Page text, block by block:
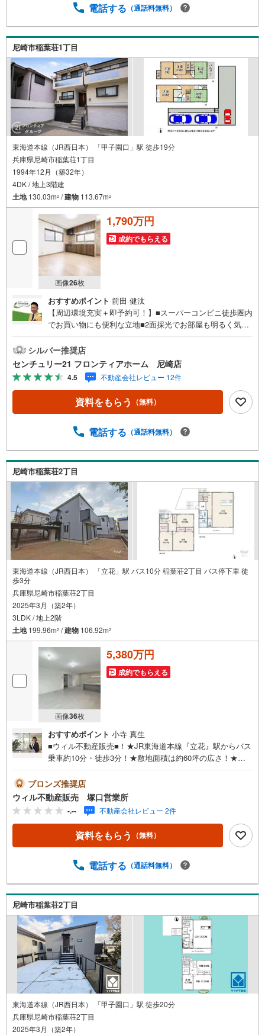
替え/畳表替え【 アルク不動産について 】阪急「武庫之荘
に幅広い物件をご紹介可能です。キッズスペースやおむつ
替えスペースも完備しており、お子さま連れでも安心して
ご来店いただけます。住宅ローンに強く、事前審査のサポ
ートや金融機関のご提案、お客様一人ひとりに合わせた無
理のない資金計画のご提案までトータルでサポートいたし
ます。
電話する （通話料無料）
尼崎市稲葉荘1丁目
東海道本線（JR西日本） 「甲子園口」駅 徒歩19分
兵庫県尼崎市稲葉荘1丁目
1994年12月（築32年）
4DK / 地上3階建
土地130.03m2 /建物 113.67m2
画像26枚
1,790万円
成約でもらえる
おすすめポイント 前田 健汰
【周辺環境充実＋即予約可！】■スーパーコンビニ徒歩圏内
でお買い物にも便利な立地■2面採光でお部屋も明るく気持
子様の登下校にも安心の距離 特徴・全居室収納あり。それ
ぞれのお部屋にスペースがあるのでプライベートな荷物で
も身近に置くことが出来ます・毎日の車通勤でも安心、カ
ースペース3台付です・和洋室があり小さなお子様やご年配
のご家族も暮らしやすい間取り 立地・大島小学校まで徒歩
約6分・大庄北中学校まで徒歩約16分 弊社が選ばれる理由
金計画をサポート！2.買い替えなどにも対応できる売却専
も低金利になるように審査が可能！4.物件のお引渡し後に
必要になったお家のリフォームも弊社のリフォームプラン
ナーがご提案！5.定期的にご連絡を繋ぎ、有事の際に迅速
にサポートいたします弊社は専門家同士が連携をとってい
るため、より多くの知見がございます。
シルバー推奨店
センチュリー21 フロンティアホーム 尼崎店
4.5 不動産会社レビュー 12件
資料をもらう （無料）
電話する （通話料無料）
尼崎市稲葉荘2丁目
東海道本線（JR西日本） 「立花」駅 バス10分 稲葉荘2丁目 バス停下車 徒
歩3分
兵庫県尼崎市稲葉荘2丁目
2025年3月（築2年）
3LDK / 地上2階
土地199.96m2 /建物 106.92m2
画像36枚
5,380万円
成約でもらえる
おすすめポイント 小寺 真生
■ウィル不動産販売■！★JR東海道本線『立花』駅からバス
乗車約10分・徒歩3分！★敷地面積は約60坪の広さ！★各
ーター搭載！◇モニター付きインターフォンでセキュリテ
ィ安心！◇車2台分の駐車スペースあり！（車種による）◇
庭付き一戸建て！◇完成済みにつき見学可能です！◇『大
島小学校』から徒歩7分！◇『グルメシティ西大島店』から
徒歩11分！◇『武庫川』から徒歩2分！■弊社の特徴につい
て東証上場「ウィル不動産販売」阪神間・北摂・名古屋・
システム「ウィリングナビ」で取引事例・売出物件など一
ローン相談等お住まいに関わることは何でもご相談くださ
い。弊社独自のお得な「平日会員制度」あります。現地待
ち合わせや物件最寄り駅までの送迎も可能です。まずはお
気軽にお電話を！【定休日】なし・年末年始・他【営業時
間】10:00～19:00駐車場・キッズスペースもございます。
ブロンズ推奨店
ウィル不動産販売 塚口営業所
-.-- 不動産会社レビュー 2件
資料をもらう （無料）
電話する （通話料無料）
尼崎市稲葉荘2丁目
東海道本線（JR西日本） 「甲子園口」駅 徒歩20分
兵庫県尼崎市稲葉荘2丁目
2025年3月（築2年）